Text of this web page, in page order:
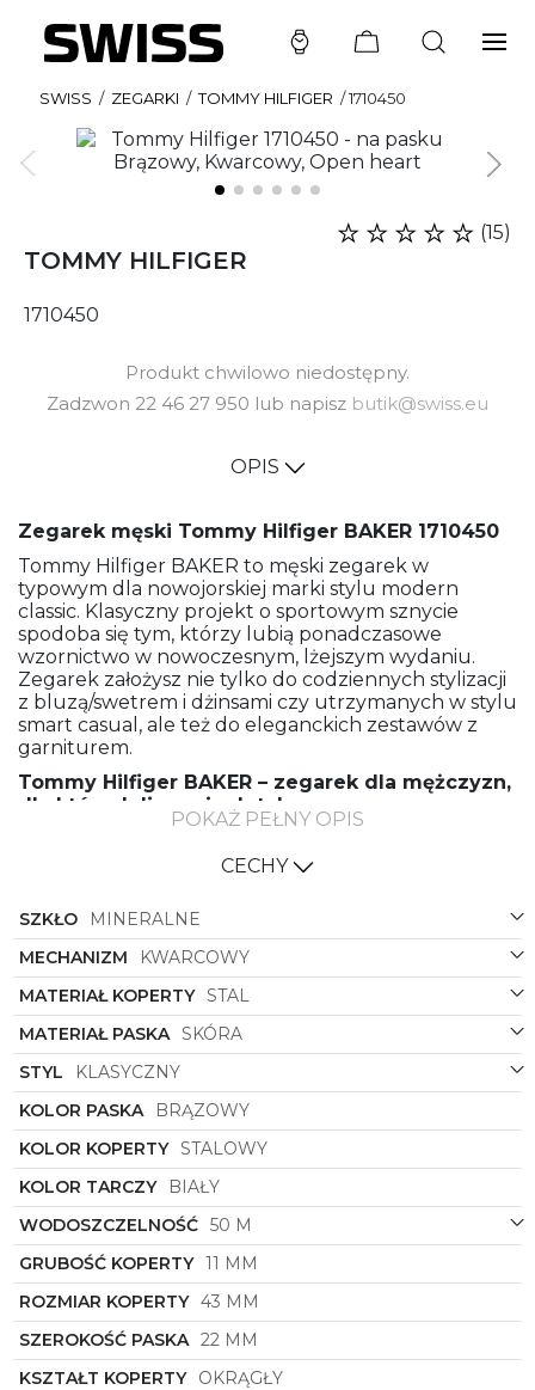
SWISS / ZEGARKI / TOMMY HILFIGER /1710450
TOMMY HILFIGER
(15)
1710450
Produkt chwilowo niedostępny.
Zadzwon 22 46 27 950 lub napisz butik@swiss.eu
OPIS
Zegarek męski Tommy Hilfiger BAKER 1710450
Tommy Hilfiger BAKER to męski zegarek w
typowym dla nowojorskiej marki stylu modern
classic. Klasyczny projekt o sportowym sznycie
spodoba się tym, którzy lubią ponadczasowe
wzornictwo w nowoczesnym, lżejszym wydaniu.
Zegarek założysz nie tylko do codziennych stylizacji
z bluzą/swetrem i dżinsami czy utrzymanych w stylu
smart casual, ale też do eleganckich zestawów z
garniturem.
Tommy Hilfiger BAKER – zegarek dla mężczyzn,
dla których liczą się detale
mechanizm kwarcowy – precyzyjny i niezawodny,
szkiełkiem mineralnym znajdziesz:
• wskaźnik czasu 24-godzinnego,
• praktyczny multidatownik,
• okienko open-heart, przez które możesz
obserwować pracę mechanizmu.
Kopertę zabezpieczono wodoszczelnością 50
metrów, dzięki czemu mechanizm jest odporny na
zamoczenie. Zegarek mocowany jest na miękkim,
skórzanym pasku. Klasyczne zapięcie na sprzączkę
sprawia, że wygodnie dopasujesz długość paska do
obwodu swojego nadgarstka. Szukasz zegarka,
który możesz nosić do codziennych oraz
eleganckich stylizacji? To propozycja dla Ciebie!
Zamów teraz i skorzystaj z darmowej dostawy!
POKAŻ PEŁNY OPIS
CECHY
SZKŁO
MINERALNE
MECHANIZM
KWARCOWY
MATERIAŁ KOPERTY STAL
MATERIAŁ PASKA SKÓRA
STYL
KLASYCZNY
KOLOR PASKA
BRĄZOWY
KOLOR KOPERTY STALOWY
KOLOR TARCZY
BIAŁY
WODOSZCZELNOŚĆ 50 M
GRUBOŚĆ KOPERTY 11 MM
ROZMIAR KOPERTY 43 MM
SZEROKOŚĆ PASKA 22 MM
KSZTAŁT KOPERTY OKRĄGŁY